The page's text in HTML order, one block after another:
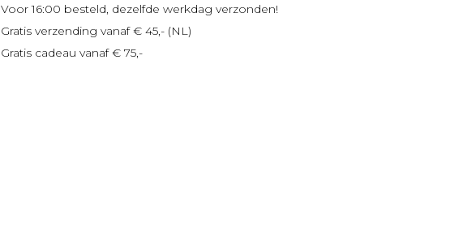
Voor 16:00 besteld, dezelfde werkdag verzonden!
Gratis verzending vanaf € 45,- (NL)
Gratis cadeau vanaf € 75,-